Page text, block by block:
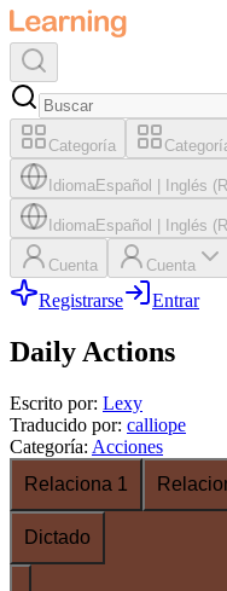
Categoría
IdiomaEspañol Inglés
IdiomaEspañol Inglés
Cuenta Cuenta
Registrarse Entrar
Daily Actions
Escrito por: Lexy
Traducido por: calliope
Categoría: Acciones
Relaciona 1
Dictado